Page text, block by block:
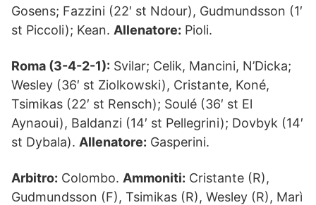
Gosens; Fazzini (22′ st Ndour), Gudmundsson (1′
st Piccoli); Kean. Allenatore: Pioli.
Roma (3-4-2-1): Svilar; Celik, Mancini, N’Dicka;
Wesley (36′ st Ziolkowski), Cristante, Koné,
Tsimikas (22′ st Rensch); Soulé (36′ st El
Aynaoui), Baldanzi (14′ st Pellegrini); Dovbyk (14′
st Dybala). Allenatore: Gasperini.
Arbitro: Colombo. Ammoniti: Cristante (R),
Gudmundsson (F), Tsimikas (R), Wesley (R), Marì